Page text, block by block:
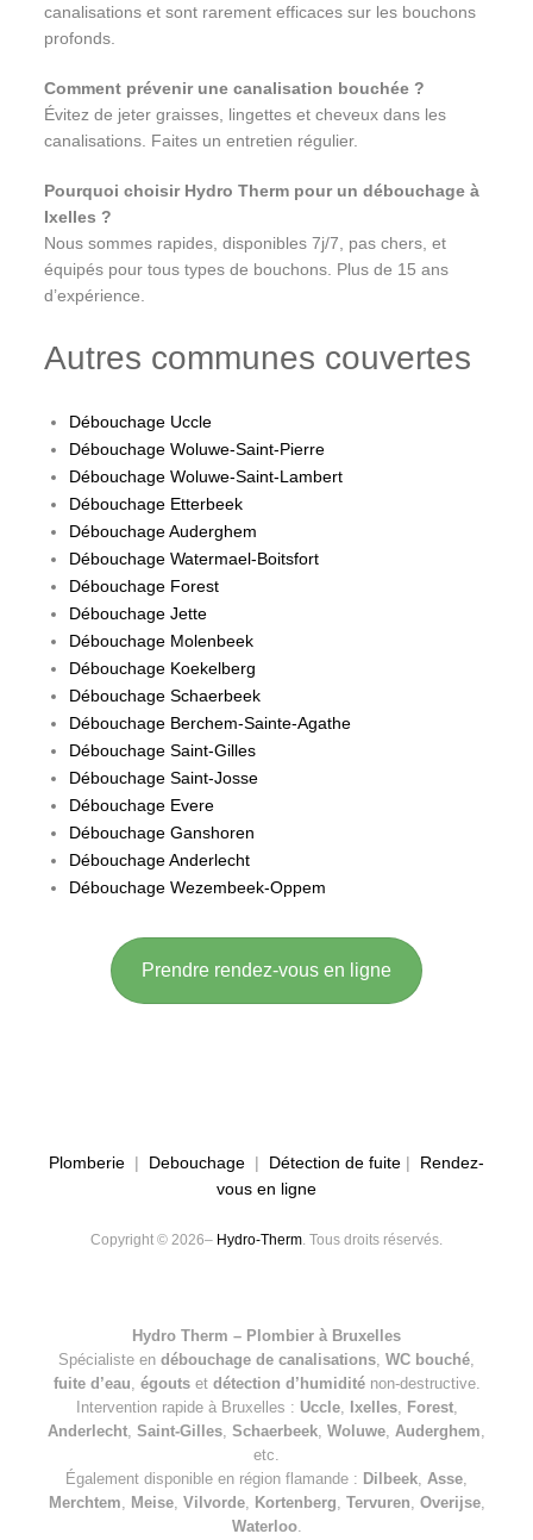
canalisations et sont rarement efficaces sur les bouchons
profonds.
Comment prévenir une canalisation bouchée ?
Évitez de jeter graisses, lingettes et cheveux dans les
canalisations. Faites un entretien régulier.
Pourquoi choisir Hydro Therm pour un débouchage à
Ixelles ?
Nous sommes rapides, disponibles 7j/7, pas chers, et
équipés pour tous types de bouchons. Plus de 15 ans
d’expérience.
Autres communes couvertes
Débouchage Uccle
Débouchage Woluwe-Saint-Pierre
Débouchage Woluwe-Saint-Lambert
Débouchage Etterbeek
Débouchage Auderghem
Débouchage Watermael-Boitsfort
Débouchage Forest
Débouchage Jette
Débouchage Molenbeek
Débouchage Koekelberg
Débouchage Schaerbeek
Débouchage Berchem-Sainte-Agathe
Débouchage Saint-Gilles
Débouchage Saint-Josse
Débouchage Evere
Débouchage Ganshoren
Débouchage Anderlecht
Débouchage Wezembeek-Oppem
Prendre rendez-vous en ligne
Plomberie | Debouchage | Détection de fuite | Rendez-
vous en ligne
Copyright © 2026– Hydro-Therm. Tous droits réservés.
Hydro Therm – Plombier à Bruxelles
Spécialiste en débouchage de canalisations WC bouché
fuite d’eau égoutset détection d’humiditénon-destructive.
Intervention rapide à Bruxelles : Uccle, Ixelles, Forest,
Anderlecht Saint-Gilles Schaerbeek Woluwe Auderghem
etc.
Également disponible en région flamande : Dilbeek Asse
Merchtem
Meise, Vilvorde, Kortenberg Tervuren Overijse,
Waterloo.